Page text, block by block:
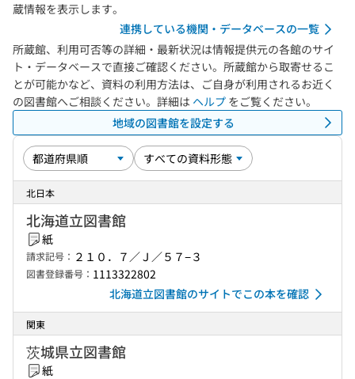
蔵情報を表示します。
連携している機関・データベースの一覧
所蔵館、利用可否等の詳細・最新状況は情報提供元の各館のサイ
ト・データベースで直接ご確認ください。所蔵館から取寄せるこ
とが可能かなど、資料の利用方法は、ご自身が利用されるお近く
の図書館へご相談ください。詳細は ヘルプ をご覧ください。
地域の図書館を設定する
北日本
北海道立図書館
紙
請求記号： ２１０．７／Ｊ／５７−３
図書登録番号： 1113322802
北海道立図書館のサイトでこの本を確認
関東
茨城県立図書館
紙